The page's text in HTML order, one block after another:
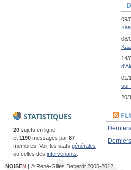
09/
08/
14/
01/
sur
20/
STATISTIQUES
20 sujets en ligne,
et 1190 messages par 87
membres. Voir les stats générales
ou celles des intervenants
NOISEN | © René-Gilles Deberdt 2005-2012.